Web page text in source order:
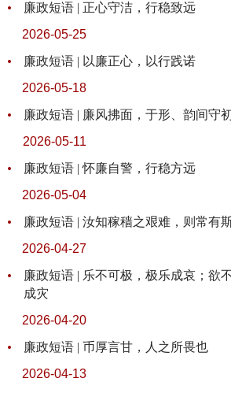
廉政短语 | 正心守洁，行稳致远
2026-05-25
廉政短语 | 以廉正心，以行践诺
2026-05-18
廉政短语 | 廉风拂面，于形、韵间守
2026-05-11
廉政短语 | 怀廉自警，行稳方远
2026-05-04
廉政短语 | 汝知稼穑之艰难，则常有
2026-04-27
廉政短语 | 乐不可极，极乐成哀；欲
成灾
2026-04-20
廉政短语 | 币厚言甘，人之所畏也
2026-04-13